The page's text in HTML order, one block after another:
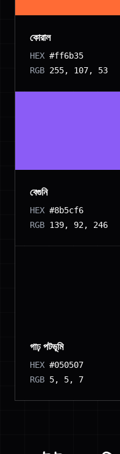
কোরাল
HEX #ff6b35
RGB 255, 107, 53
বেগুনি
HEX #8b5cf6
RGB 139, 92, 246
গাঢ় পটভূমি
HEX #050507
RGB 5, 5, 7